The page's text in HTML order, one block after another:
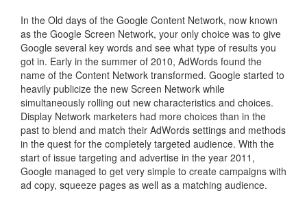
In the Old days of the Google Content Network, now known
as the Google Screen Network, your only choice was to give
Google several key words and see what type of results you
got in. Early in the summer of 2010, AdWords found the
name of the Content Network transformed. Google started to
heavily publicize the new Screen Network while
simultaneously rolling out new characteristics and choices.
Display Network marketers had more choices than in the
past to blend and match their AdWords settings and methods
in the quest for the completely targeted audience. With the
start of issue targeting and advertise in the year 2011,
Google managed to get very simple to create campaigns with
ad copy, squeeze pages as well as a matching audience.